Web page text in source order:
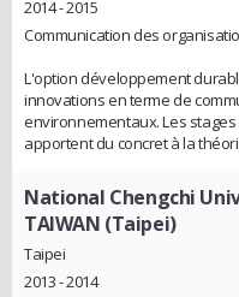
2014 - 2015
Communication des
L'option développement
innovations en terme de
environnementaux. Les
apportent du concret à la
National Chengchi
TAIWAN (Taipei)
Taipei
2013 - 2014